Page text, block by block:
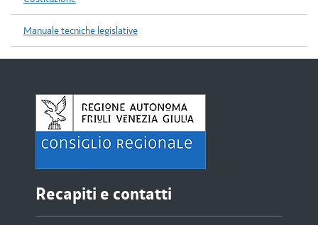
Manuale tecniche legislative
Recapiti e contatti